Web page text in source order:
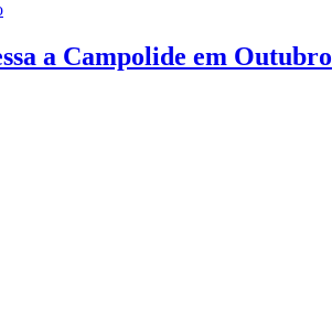
a Campolide em Outubro